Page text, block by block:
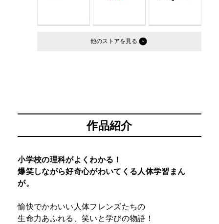
他のストア
作品紹介
小学校の理科がよくわかる！
爆笑しながら好奇心がわいてくる人体学習まん
が。
愉快でかわいい人体フレンズたちの
生命力あふれる、笑いと学びの物語！